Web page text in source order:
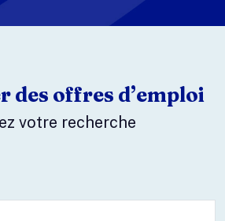
des offres d’emploi
votre recherche